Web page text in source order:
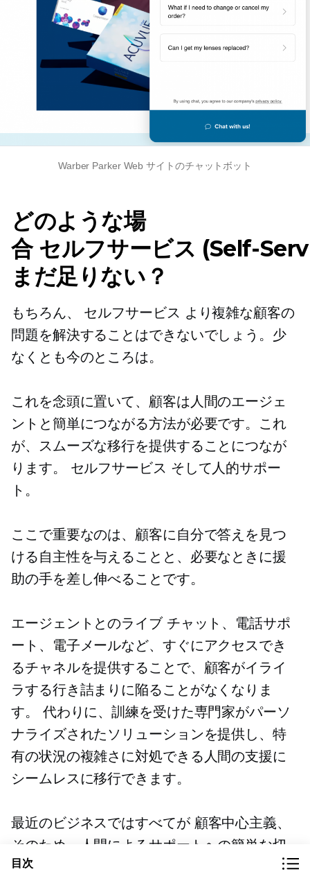
Warber Parker Web サイトのチャットボット
どのような場
合 セルフサービス (Self-
まだ足りない？
もちろん、 セルフサービス より複雑な顧客の
問題を解決することはできないでしょう。少
なくとも今のところは。
これを念頭に置いて、顧客は人間のエージェ
ントと簡単につながる方法が必要です。これ
が、スムーズな移行を提供することにつなが
ります。 セルフサービス そして人的サポー
ト。
ここで重要なのは、顧客に自分で答えを見つ
ける自主性を与えることと、必要なときに援
助の手を差し伸べることです。
エージェントとのライブ チャット、電話サポ
ート、電子メールなど、すぐにアクセスでき
るチャネルを提供することで、顧客がイライ
ラする行き詰まりに陥ることがなくなりま
す。 代わりに、訓練を受けた専門家がパーソ
ナライズされたソリューションを提供し、特
有の状況の複雑さに対処できる人間の支援に
シームレスに移行できます。
最近のビジネスではすべてが 顧客中心主義、
そのため、人間によるサポートへの簡単な切
り替えにより、消費者の好みが認識され、最
目次